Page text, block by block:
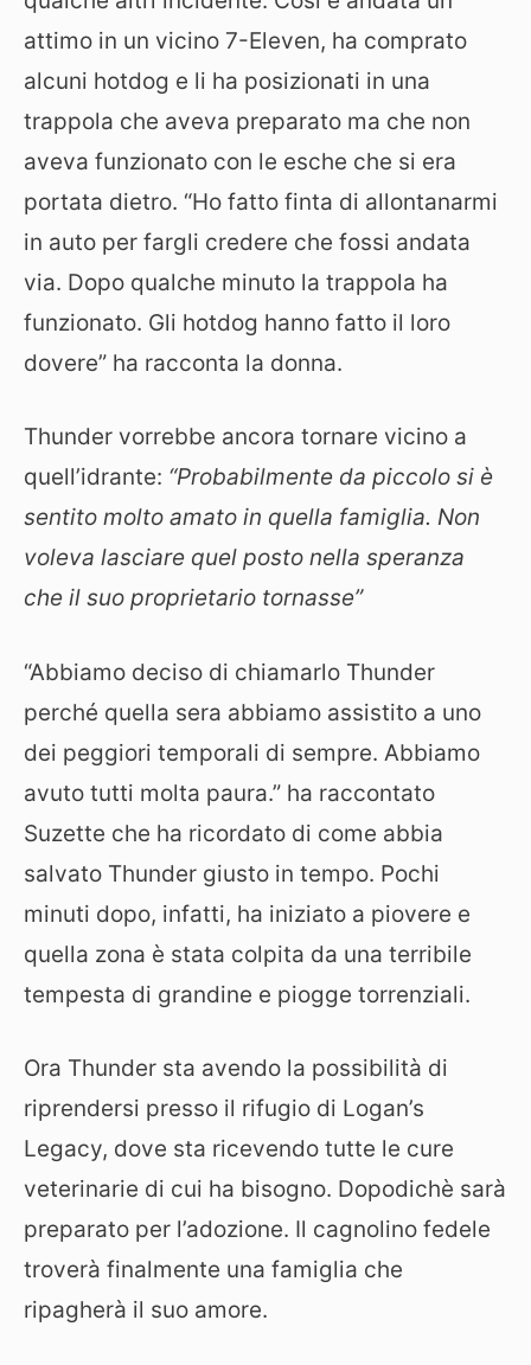
attimo in un vicino 7-Eleven, ha comprato
alcuni hotdog e li ha posizionati in una
trappola che aveva preparato ma che non
aveva funzionato con le esche che si era
portata dietro. “Ho fatto finta di allontanarmi
in auto per fargli credere che fossi andata
via. Dopo qualche minuto la trappola ha
funzionato. Gli hotdog hanno fatto il loro
dovere” ha racconta la donna.
Thunder vorrebbe ancora tornare vicino a
quell’idrante: “Probabilmente da piccolo si è
sentito molto amato in quella famiglia. Non
voleva lasciare quel posto nella speranza
che il suo proprietario tornasse”
“Abbiamo deciso di chiamarlo Thunder
perché quella sera abbiamo assistito a uno
dei peggiori temporali di sempre. Abbiamo
avuto tutti molta paura.” ha raccontato
Suzette che ha ricordato di come abbia
salvato Thunder giusto in tempo. Pochi
minuti dopo, infatti, ha iniziato a piovere e
quella zona è stata colpita da una terribile
tempesta di grandine e piogge torrenziali.
Ora Thunder sta avendo la possibilità di
riprendersi presso il rifugio di Logan’s
Legacy, dove sta ricevendo tutte le cure
veterinarie di cui ha bisogno. Dopodichè sarà
preparato per l’adozione. Il cagnolino fedele
troverà finalmente una famiglia che
ripagherà il suo amore.